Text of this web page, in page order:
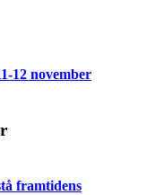
12 november
framtidens